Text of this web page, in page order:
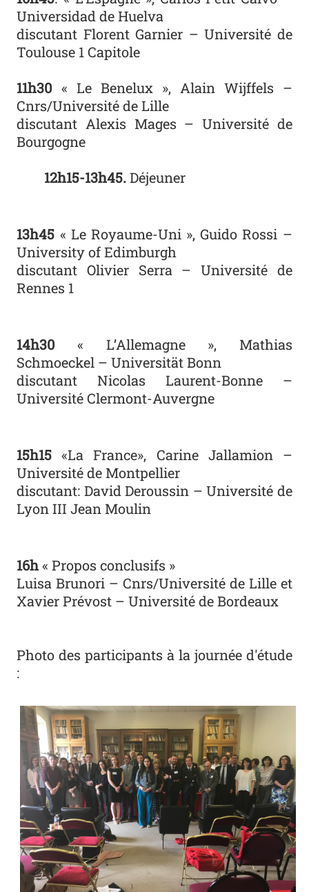
Universidad de Huelva
discutant Florent Garnier – Université de
Toulouse 1 Capitole
11h30 « Le Benelux », Alain Wijffels –
Cnrs/Université de Lille
discutant Alexis Mages – Université de
Bourgogne
12h15-13h45.Déjeuner
13h45 « Le Royaume-Uni », Guido Rossi –
University of Edimburgh
discutant Olivier Serra – Université de
Rennes 1
14h30 « L’Allemagne », Mathias
Schmoeckel – Universität Bonn
discutant Nicolas Laurent-Bonne –
Université Clermont-Auvergne
15h15 «La France», Carine Jallamion –
Université de Montpellier
discutant: David Deroussin – Université de
Lyon III Jean Moulin
16h« Propos conclusifs »
Luisa Brunori – Cnrs/Université de Lille et
Xavier Prévost – Université de Bordeaux
Photo des participants à la journée d'étude
: